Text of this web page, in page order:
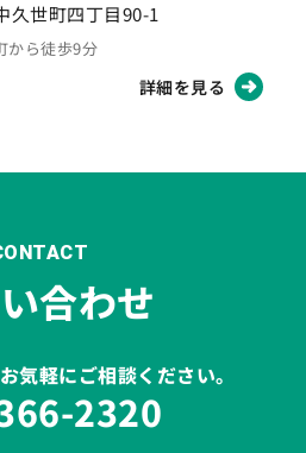
久世町四丁目90-1
から徒歩9分
詳細を見る
合わせ
気軽にご相談ください。
2320